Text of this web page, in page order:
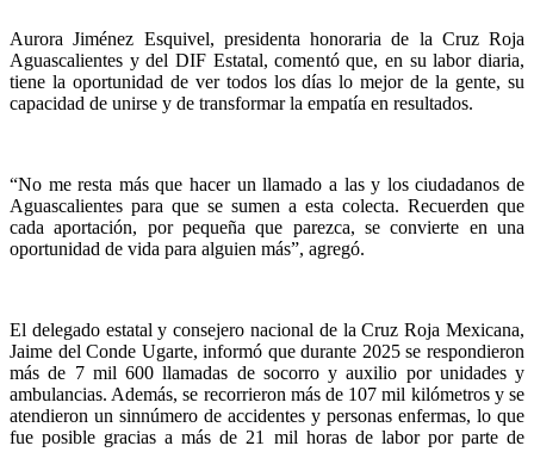
Aurora Jiménez Esquivel, presidenta honoraria de la Cruz Roja
Aguascalientes y del DIF Estatal, comentó que, en su labor diaria,
tiene la oportunidad de ver todos los días lo mejor de la gente, su
capacidad de unirse y de transformar la empatía en resultados.
“No me resta más que hacer un llamado a las y los ciudadanos de
Aguascalientes para que se sumen a esta colecta. Recuerden que
cada aportación, por pequeña que parezca, se convierte en una
oportunidad de vida para alguien más”, agregó.
El delegado estatal y consejero nacional de la Cruz Roja Mexicana,
Jaime del Conde Ugarte, informó que durante 2025 se respondieron
más de 7 mil 600 llamadas de socorro y auxilio por unidades y
ambulancias. Además, se recorrieron más de 107 mil kilómetros y se
atendieron un sinnúmero de accidentes y personas enfermas, lo que
fue posible gracias a más de 21 mil horas de labor por parte de